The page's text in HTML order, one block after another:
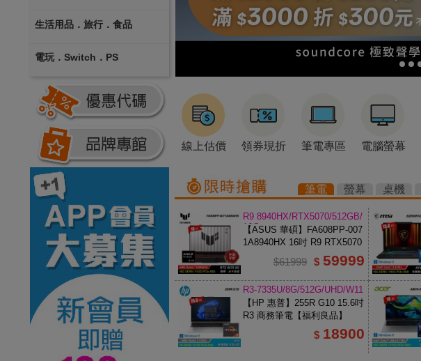
生活用品．旅行．食品
電玩．Switch．PS
線上估價 領券現折 筆電專區 電腦螢幕
筆電 螢幕 桌機
R9 8940HX/RTX5070/512GB/
16G
【ASUS 華碩】FA608PP-007
1A8940HX 16吋 R9 RTX5070
電競筆電
$61999 $ 59999
R3-7335U/8G/512G/UHD/W11
【HP 惠普】255R G10 15.6吋
R3 商務筆電【福利良品】
$ 18900